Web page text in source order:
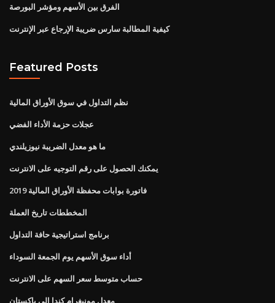
الفرق بين الأسهم ومؤشر البورصة
كيفية المطالبة سارس ضريبة الإرجاع عبر الإنترنت
Featured Posts
نظم التداول في سوق الأوراق المالية
عجلات حزمة الأداء الفضي
ما هو معدل الضريبة نيوزيلندي
يمكنك الحصول على رقم التوجيه على الانترنت
فاتورة بوابات محفظة الأوراق المالية 2019
المخططات تاريخ العملة
برنامج استراتيجية حافة التداول
أداء سوق الأسهم يوم الجمعة السوداء
حساب متوسط ​​سعر السهم على الانترنت
معدل مونيغرام كندا إلى باكستان